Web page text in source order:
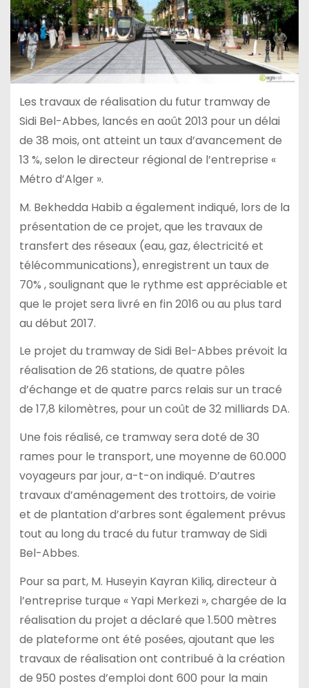
Les travaux de réalisation du futur tramway de
Sidi Bel-Abbes, lancés en août 2013 pour un délai
de 38 mois, ont atteint un taux d’avancement de
13 %, selon le directeur régional de l’entreprise «
Métro d’Alger ».
M. Bekhedda Habib a également indiqué, lors de la
présentation de ce projet, que les travaux de
transfert des réseaux (eau, gaz, électricité et
télécommunications), enregistrent un taux de
70% , soulignant que le rythme est appréciable et
que le projet sera livré en fin 2016 ou au plus tard
au début 2017.
Le projet du tramway de Sidi Bel-Abbes prévoit la
réalisation de 26 stations, de quatre pôles
d’échange et de quatre parcs relais sur un tracé
de 17,8 kilomètres, pour un coût de 32 milliards DA.
Une fois réalisé, ce tramway sera doté de 30
rames pour le transport, une moyenne de 60.000
voyageurs par jour, a-t-on indiqué. D’autres
travaux d’aménagement des trottoirs, de voirie
et de plantation d’arbres sont également prévus
tout au long du tracé du futur tramway de Sidi
Bel-Abbes.
Pour sa part, M. Huseyin Kayran Kiliq, directeur à
l’entreprise turque « Yapi Merkezi », chargée de la
réalisation du projet a déclaré que 1.500 mètres
de plateforme ont été posées, ajoutant que les
travaux de réalisation ont contribué à la création
de 950 postes d’emploi dont 600 pour la main